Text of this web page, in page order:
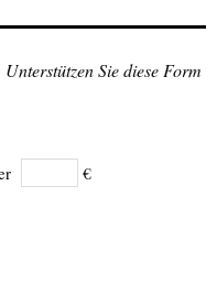
Sie diese Form
€